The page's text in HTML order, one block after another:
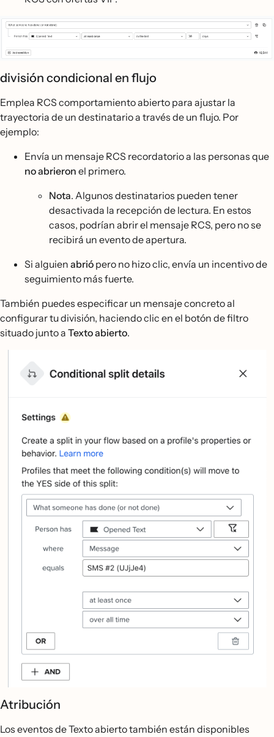
división condicional en flujo
Emplea RCS comportamiento abierto para ajustar la
trayectoria de un destinatario a través de un flujo. Por
ejemplo:
Envía un mensaje RCS recordatorio a las personas que
no abrieron el primero.
Nota. Algunos destinatarios pueden tener
desactivada la recepción de lectura. En estos
casos, podrían abrir el mensaje RCS, pero no se
recibirá un evento de apertura.
Si alguien abrió pero no hizo clic, envía un incentivo de
seguimiento más fuerte.
También puedes especificar un mensaje concreto al
configurar tu división, haciendo clic en el botón de filtro
situado junto a Texto abierto.
Atribución
Los eventos de Texto abierto también están disponibles